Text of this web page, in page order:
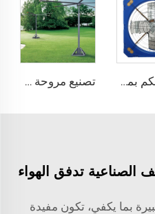
نظام تحكم بمراوح تهوية لتبريد الماشية في مزارع الدواجن ومروحة استخراج بلاستيكية تصنيع مروحة ضخمة قطرها 16 قدم (5 أمتار) ذات حجم عالٍ وسرعة منخفضة من نوع المروحة المرفوعة على عمود
تدفق الهواء
بما يكفي، تكون مفيدة